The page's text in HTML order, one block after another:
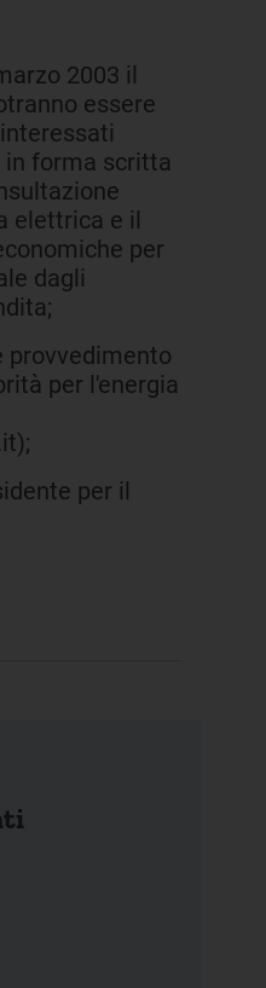
2003 il
essere
in forma scritta
elettrica e il
per
dagli
provvedimento
per l'energia
per il